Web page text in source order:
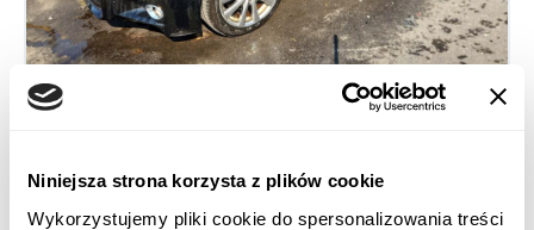
Niniejsza strona korzysta z plików cookie
Wykorzystujemy pliki cookie do spersonalizowania treści
Rear Wheel Drive
Benzyna